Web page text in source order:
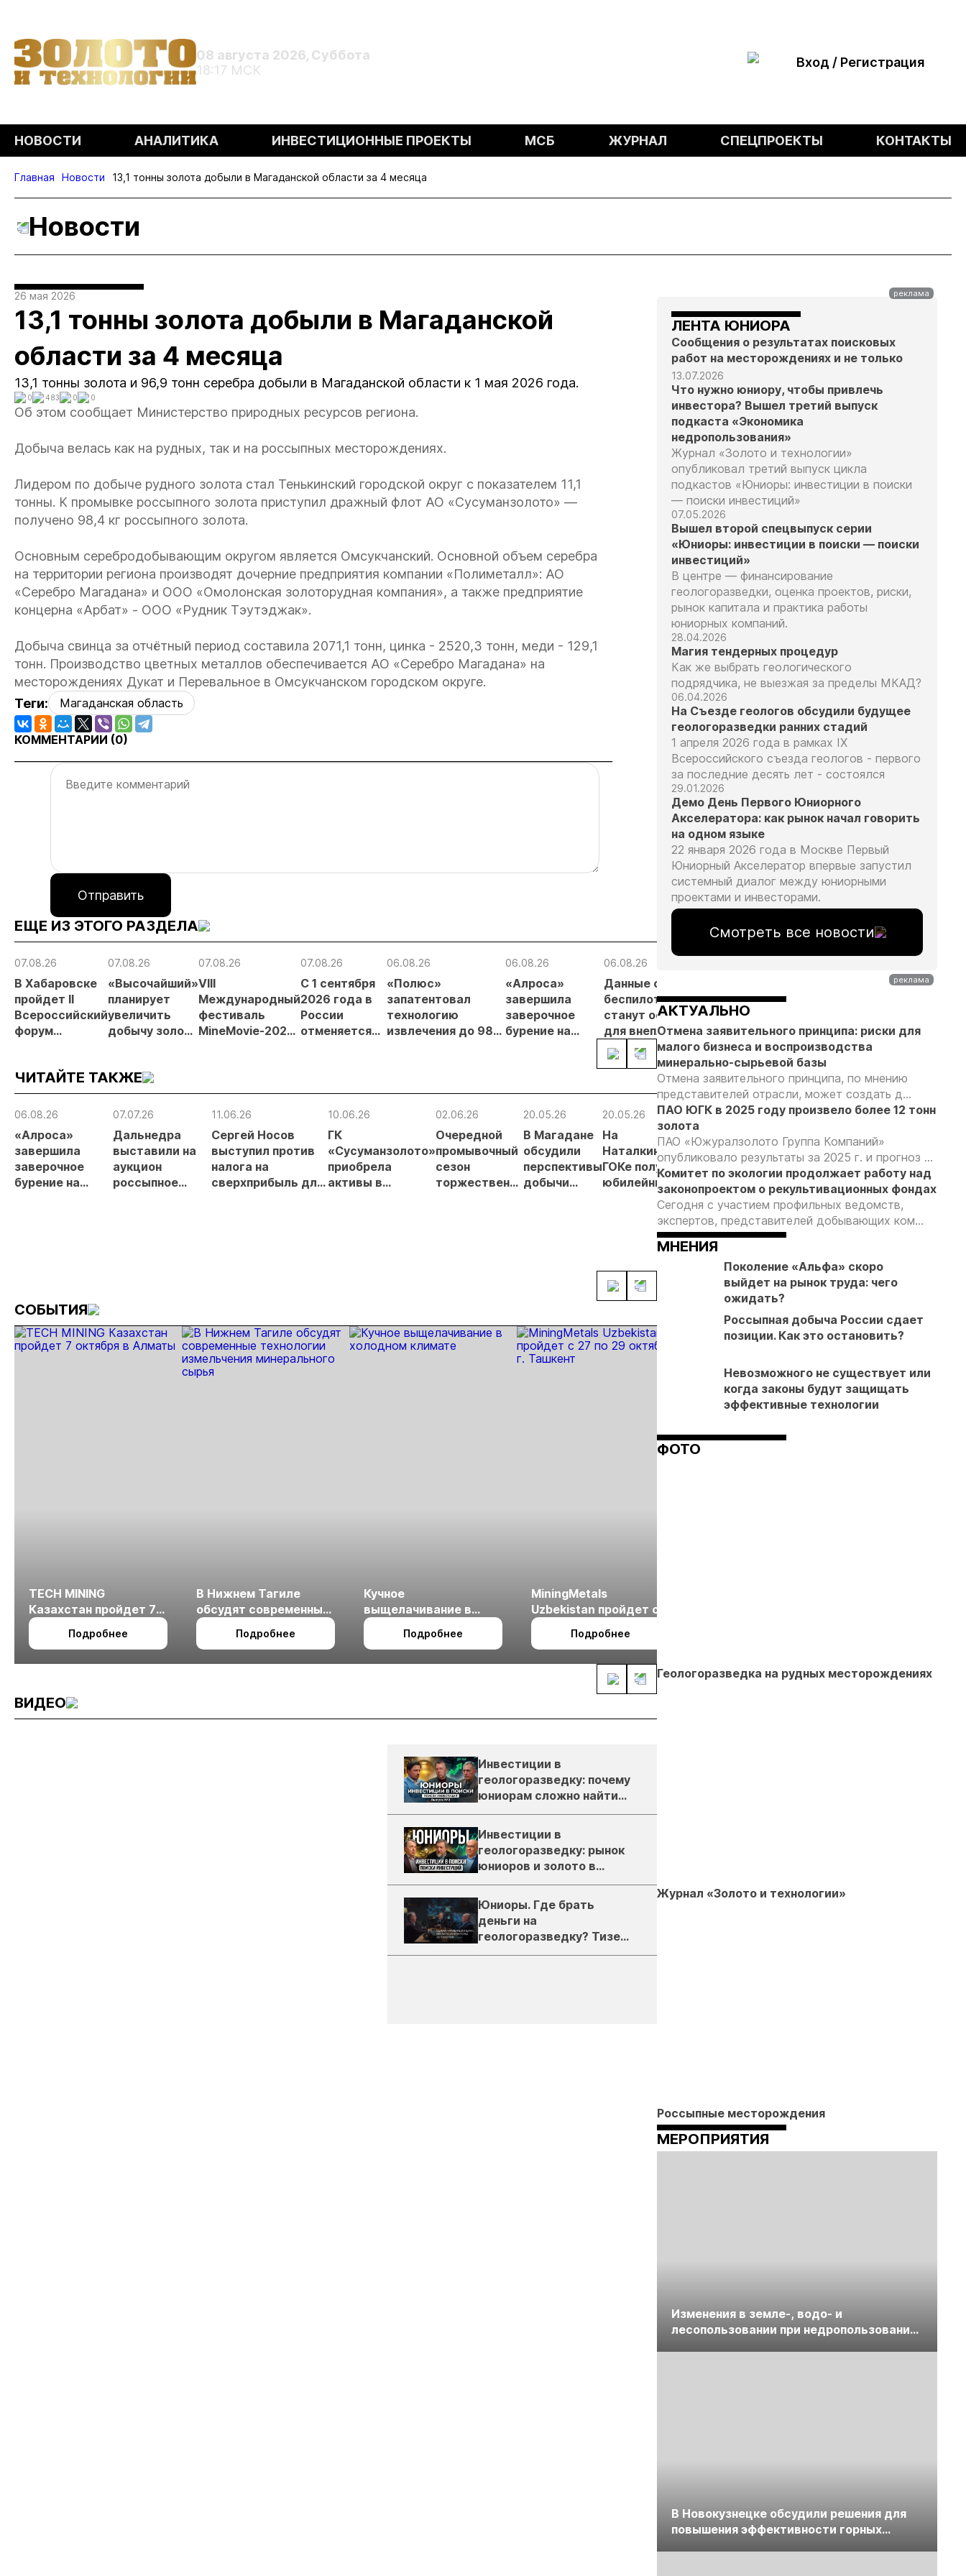
08 августа 2026, Суббота
18:17 МСК
Вход / Регистрация
НОВОСТИ АНАЛИТИКА ИНВЕСТИЦИОННЫЕ ПРОЕКТЫ МСБ ЖУРНАЛ СПЕЦПРОЕКТЫ КОНТАКТЫ
Главная Новости 13,1 тонны золота добыли в Магаданской области за 4 месяца
Новости
26 мая 2026
13,1 тонны золота добыли в Магаданской
области за 4 месяца
13,1 тонны золота и 96,9 тонн серебра добыли в Магаданской области к 1 мая 2026 года.
0 483 0 0
Об этом сообщает Министерство природных ресурсов региона.
Добыча велась как на рудных, так и на россыпных месторождениях.
Лидером по добыче рудного золота стал Тенькинский городской округ с показателем 11,1
тонны. К промывке россыпного золота приступил дражный флот АО «Сусуманзолото» —
получено 98,4 кг россыпного золота.
Основным серебродобывающим округом является Омсукчанский. Основной объем серебра
на территории региона производят дочерние предприятия компании «Полиметалл»: АО
«Серебро Магадана» и ООО «Омолонская золоторудная компания», а также предприятие
концерна «Арбат» - ООО «Рудник Тэутэджак».
Добыча свинца за отчётный период составила 2071,1 тонн, цинка - 2520,3 тонн, меди - 129,1
тонн. Производство цветных металлов обеспечивается АО «Серебро Магадана» на
месторождениях Дукат и Перевальное в Омсукчанском городском округе.
Теги:
Магаданская область
КОММЕНТАРИИ (0)
Отправить
ЕЩЕ ИЗ ЭТОГО РАЗДЕЛА
07.08.26
В Хабаровске
пройдет II
Всероссийский
форум
России»
07.08.26
«Высочайший»
планирует
увеличить
добычу золота
07.08.26
VIII
Международный
фестиваль
MineMovie-2026
07.08.26
С 1 сентября
2026 года в
России
отменяется
отраслевые
риски и
06.08.26
«Полюс»
запатентовал
технологию
извлечения до 98%
06.08.26
«Алроса»
завершила
заверочное
бурение на
06.08.26
Данные с
беспилотников
станут основанием
для внеплановых
проверок
недропользователей
золота на
Камчатке
снизилась
на 20,3% в
первом
полугодии
приговор
по делу о
незаконной
добыче 43
кг золота и
серебра на
Эксперты
подходы к
регулированию
золотодобычи
на фоне
реформы
ЧИТАЙТЕ ТАКЖЕ
06.08.26
«Алроса»
завершила
заверочное
бурение на
07.07.26
Дальнедра
выставили на
аукцион
россыпное
11.06.26
Сергей Носов
выступил против
налога на
сверхприбыль для
10.06.26
ГК
«Сусуманзолото»
приобрела
активы в
02.06.26
Очередной
промывочный
сезон
торжественно
20.05.26
В Магадане
обсудили
перспективы
добычи
20.05.26
На
Наталкинском
ГОКе получен
юбилейный
27.04.26
«Полюс»
развивает
крупнейший
популярный
проект о
золотодобыче
в России
24.04.26
Имя
Владимира
хотят
увековечить
в Магадане
17.04.26
Россыпную
России могут
ликвидировать,
- Виктор
Таракановский
СОБЫТИЯ
TECH MINING
Казахстан пройдет 7
октября в Алматы
Подробнее
В Нижнем Тагиле
обсудят современные
технологии
измельчения
Подробнее
Кучное
выщелачивание в
холодном климате
Подробнее
MiningMetals
Uzbekistan пройдет с
27 по 29 октября в г.
Ташкент
Подробнее
ВИДЕО
Инвестиции в
геологоразведку: почему
юниорам сложно найти
деньги
Инвестиции в
геологоразведку: рынок
юниоров и золото в
России
Юниоры. Где брать
деньги на
геологоразведку? Тизер
подкаста ЗиТ №1
ЛЕНТА ЮНИОРА
Сообщения о результатах поисковых
работ на месторождениях и не только
13.07.2026
Что нужно юниору, чтобы привлечь
инвестора? Вышел третий выпуск
подкаста «Экономика
недропользования»
Журнал «Золото и технологии»
опубликовал третий выпуск цикла
подкастов «Юниоры: инвестиции в поиски
— поиски инвестиций»
07.05.2026
Вышел второй спецвыпуск серии
«Юниоры: инвестиции в поиски — поиски
инвестиций»
В центре — финансирование
геологоразведки, оценка проектов, риски,
рынок капитала и практика работы
юниорных компаний.
28.04.2026
Магия тендерных процедур
Как же выбрать геологического
подрядчика, не выезжая за пределы МКАД?
06.04.2026
На Съезде геологов обсудили будущее
геологоразведки ранних стадий
1 апреля 2026 года в рамках IX
Всероссийского съезда геологов - первого
за последние десять лет - состоялся
29.01.2026
Демо День Первого Юниорного
Акселератора: как рынок начал говорить
на одном языке
22 января 2026 года в Москве Первый
Юниорный Акселератор впервые запустил
системный диалог между юниорными
проектами и инвесторами.
Смотреть все новости
АКТУАЛЬНО
Отмена заявительного принципа: риски для
малого бизнеса и воспроизводства
минерально-сырьевой базы
Отмена заявительного принципа, по мнению
представителей отрасли, может создать д...
ПАО ЮГК в 2025 году произвело более 12 тонн
золота
ПАО «Южуралзолото Группа Компаний»
опубликовало результаты за 2025 г. и прогноз ...
Комитет по экологии продолжает работу над
законопроектом о рекультивационных фондах
Сегодня с участием профильных ведомств,
экспертов, представителей добывающих ком...
МНЕНИЯ
Поколение «Альфа» скоро
выйдет на рынок труда: чего
ожидать?
Россыпная добыча России сдает
позиции. Как это остановить?
Невозможного не существует или
когда законы будут защищать
эффективные технологии
ФОТО
Геологоразведка на рудных месторождениях
Журнал «Золото и технологии»
Россыпные месторождения
МЕРОПРИЯТИЯ
Изменения в земле-, водо- и
лесопользовании при недропользовании
В Новокузнецке обсудили решения для
повышения эффективности горных